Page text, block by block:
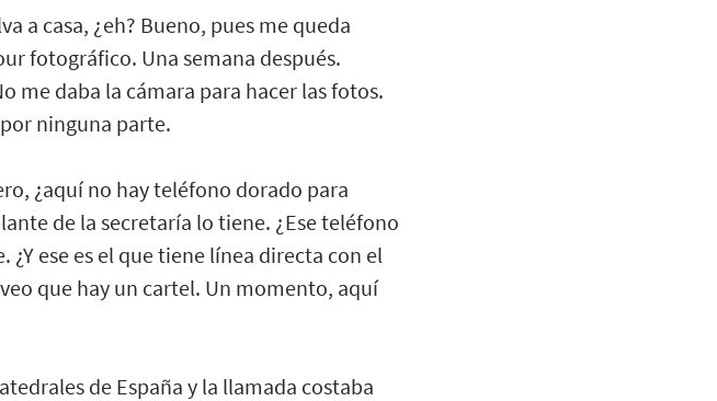
a casa, ¿eh? Bueno, pues me queda
fotográfico. Una semana después.
me daba la cámara para hacer las fotos.
ninguna parte.
¿aquí no hay teléfono dorado para
de la secretaría lo tiene. ¿Ese teléfono
¿Y ese es el que tiene línea directa con el
que hay un cartel. Un momento, aquí
de España y la llamada costaba